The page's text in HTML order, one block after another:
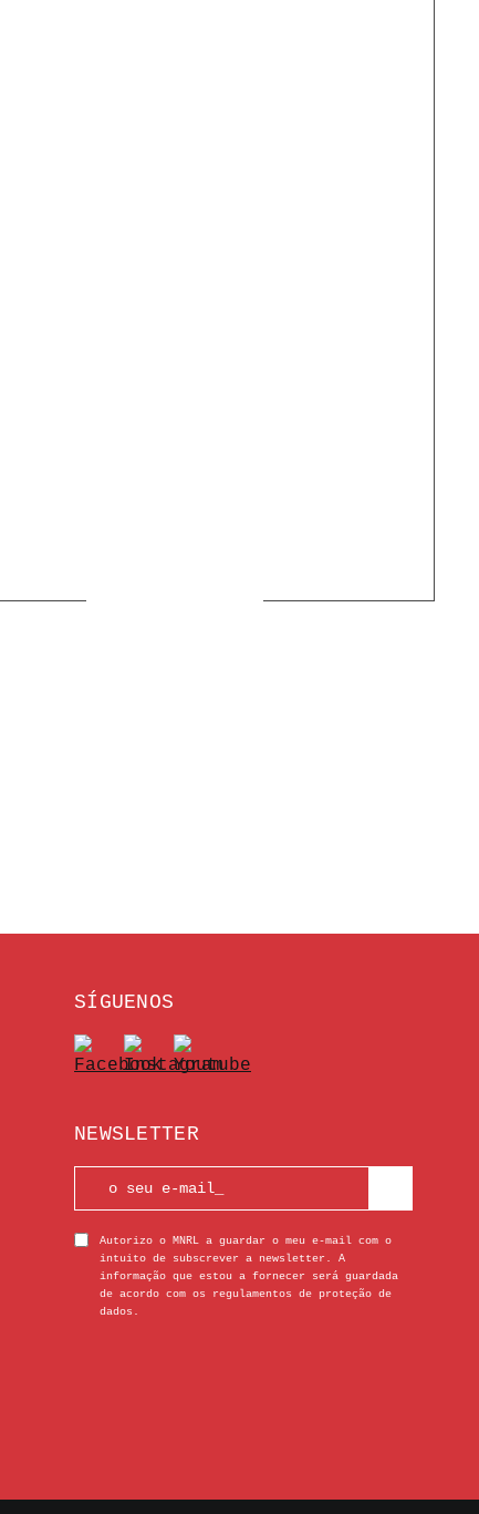
SÍGUENOS
NEWSLETTER
Autorizo o MNRL a guardar o meu e-mail com o
intuito de subscrever a newsletter. A
informação que estou a fornecer será guardada
de acordo com os regulamentos de proteção de
dados.